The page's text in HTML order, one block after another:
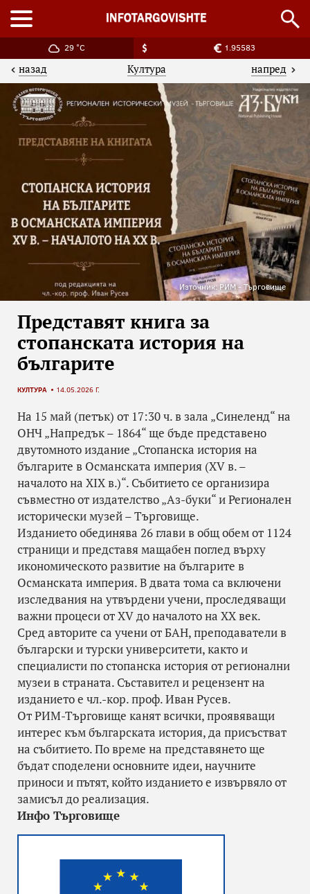
29 °C 1.95583
назад Култура напред
Източник: РИМ - Търговище
Представят книга за
стопанската история на
българите
КУЛТУРА 14.05.2026 Г.
На 15 май (петък) от 17:30 ч. в зала „Синеленд“ на
ОНЧ „Напредък – 1864“ ще бъде представено
двутомното издание „Стопанска история на
българите в Османската империя (XV в. –
началото на XIX в.)“. Събитието се организира
съвместно от издателство „Аз-буки“ и Регионален
исторически музей – Търговище.
Изданието обединява 26 глави в общ обем от 1124
страници и представя мащабен поглед върху
икономическото развитие на българите в
Османската империя. В двата тома са включени
изследвания на утвърдени учени, проследяващи
важни процеси от XV до началото на XX век.
Сред авторите са учени от БАН, преподаватели в
български и турски университети, както и
специалисти по стопанска история от регионални
музеи в страната. Съставител и рецензент на
изданието е чл.-кор. проф. Иван Русев.
От РИМ-Търговище канят всички, проявяващи
интерес към българската история, да присъстват
на събитието. По време на представянето ще
бъдат споделени основните идеи, научните
приноси и пътят, който изданието е извървяло от
замисъл до реализация.
Инфо Търговище